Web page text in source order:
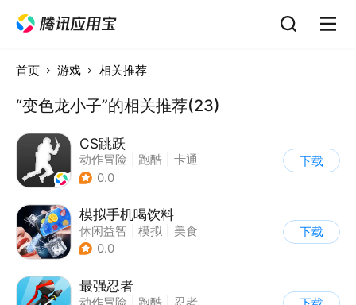
首页 游戏 相关推荐
“变色龙小子”的相关推荐(23)
CS跳跃
动作冒险 跑酷
卡通
0.0
下载
模拟手机喝饮料
休闲益智 模拟
美食
| 卡通
0.0
下载
最强忍者